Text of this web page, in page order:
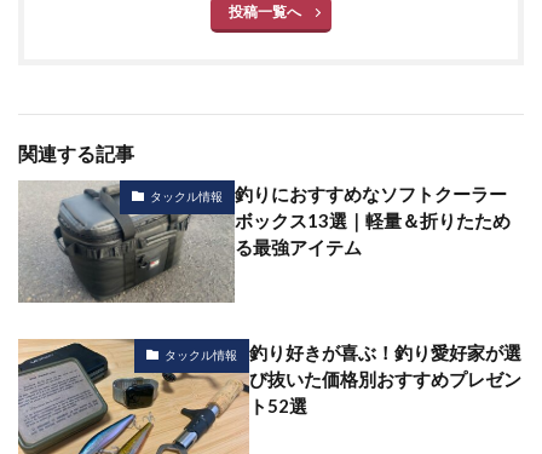
投稿一覧へ
関連する記事
タックル情報
釣りにおすすめなソフトクーラー
ボックス13選｜軽量＆折りたため
る最強アイテム
タックル情報
釣り好きが喜ぶ！釣り愛好家が選
び抜いた価格別おすすめプレゼン
ト52選